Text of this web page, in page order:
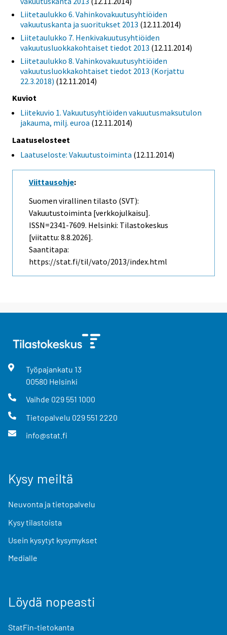
Liitetaulukko 6. Vahinkovakuutusyhtiöiden
vakuutuskanta ja suoritukset 2013 (12.11.2014)
Liitetaulukko 7. Henkivakuutusyhtiöiden
vakuutusluokkakohtaiset tiedot 2013 (12.11.2014)
Liitetaulukko 8. Vahinkovakuutusyhtiöiden
vakuutusluokkakohtaiset tiedot 2013 (Korjattu
22.3.2018) (12.11.2014)
Kuviot
Liitekuvio 1. Vakuutusyhtiöiden vakuutusmaksutulon
jakauma, milj. euroa (12.11.2014)
Laatuselosteet
Laatuseloste: Vakuutustoiminta (12.11.2014)
Viittausohje:
Suomen virallinen tilasto (SVT):
Vakuutustoiminta [verkkojulkaisu].
ISSN=2341-7609. Helsinki: Tilastokeskus
[viitattu: 8.8.2026].
Saantitapa:
https://stat.fi/til/vato/2013/index.html
Työpajankatu 13
00580 Helsinki
Vaihde 029 551 1000
Tietopalvelu 029 551 2220
info@stat.fi
Kysy meiltä
Neuvonta ja tietopalvelu
Kysy tilastoista
Usein kysytyt kysymykset
Medialle
Löydä nopeasti
StatFin-tietokanta